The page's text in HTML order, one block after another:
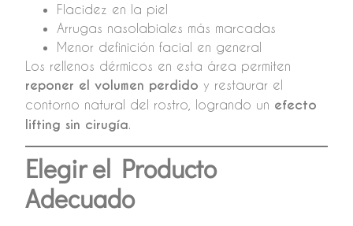
Flacidez en la piel
Arrugas nasolabiales más marcadas
Menor definición facial en general
Los rellenos dérmicos en esta área permiten
reponer el volumen perdido y restaurar el
contorno natural del rostro, logrando un efecto
lifting sin cirugía.
Elegir el Producto
Adecuado